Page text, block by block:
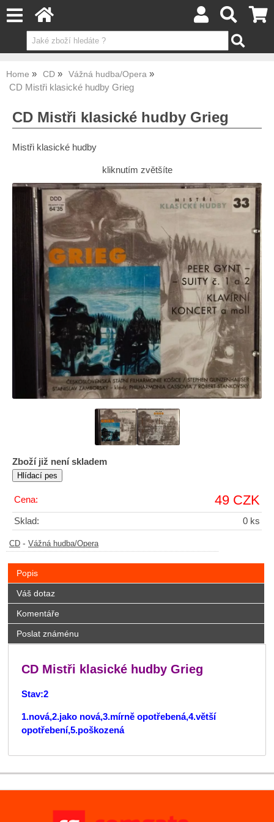
Home CD Vážná hudba/Opera
CD Mistři klasické hudby Grieg
CD Mistři klasické hudby Grieg
Mistři klasické hudby
kliknutím zvětšíte
Zboží již není skladem
Cena: 49 CZK
Sklad: 0 ks
CD - Vážná hudba/Opera
Popis
Váš dotaz
Komentáře
Poslat známénu
CD Mistři klasické hudby Grieg
Stav:2
1.nová,2.jako nová,3.mírně opotřebená,4.větší
opotřebení,5.poškozená